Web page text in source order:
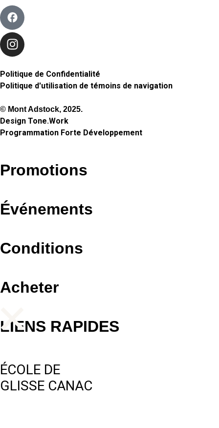
Politique de Confidentialité
Politique d'utilisation de témoins de navigation
© Mont Adstock, 2025.
Design Tone.Work
Programmation Forte Développement
Promotions
Événements
Conditions
Acheter
LIENS RAPIDES
ÉCOLE DE
GLISSE CANAC